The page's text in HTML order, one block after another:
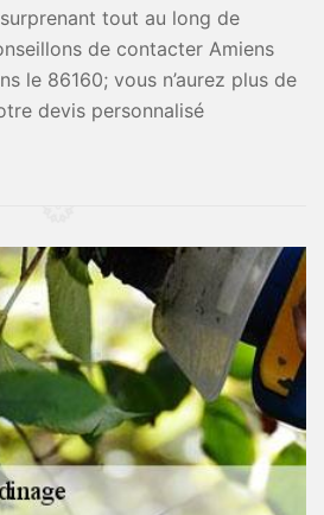
tout au long de
de contacter Amiens
le 86160; vous n’aurez plus de
devis personnalisé